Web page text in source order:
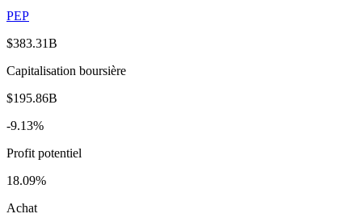
PEP
$383.31B
Capitalisation boursière
$195.86B
-9.13%
Profit potentiel
18.09%
Achat